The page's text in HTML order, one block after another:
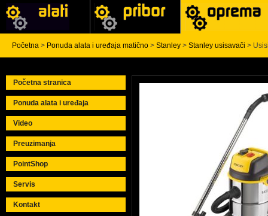
Početna > Ponuda alata i uređaja matično > Stanley > Stanley usisavači >
Početna stranica
Ponuda alata i uređaja
Video
Preuzimanja
PointShop
Servis
Kontakt